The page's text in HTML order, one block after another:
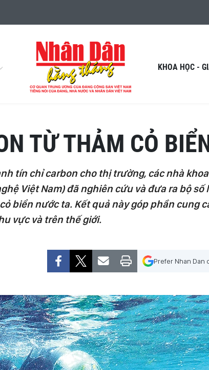
KHOA HỌC -
TỪ THẢM CỎ
tín chỉ carbon cho thị trường, các nhà
Việt Nam) đã nghiên cứu và đưa ra bộ
biển nước ta. Kết quả này góp phần cung
vực và trên thế giới.
Prefer Nhan Dan